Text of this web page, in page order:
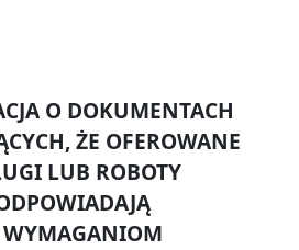
O DOKUMENTACH
ŻE OFEROWANE
LUB ROBOTY